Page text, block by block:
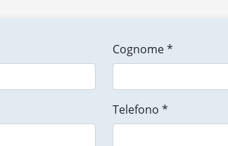
Cognome *
Telefono *